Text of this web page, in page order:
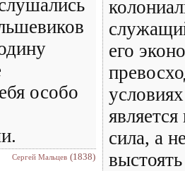
особо
Сергей Мальцев (1838)
его
сила, а